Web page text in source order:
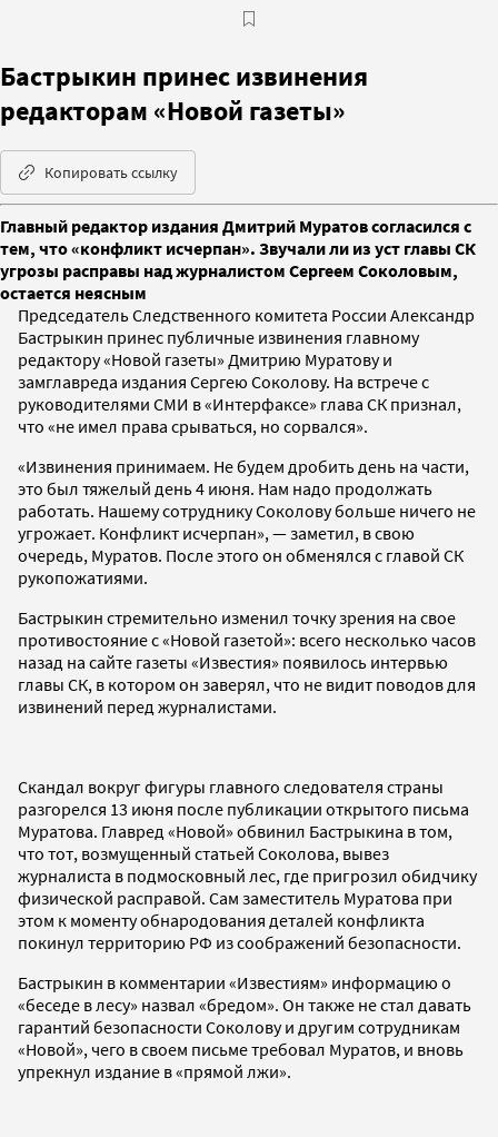
Бастрыкин принес извинения
редакторам «Новой газеты»
Копировать ссылку
Главный редактор издания Дмитрий Муратов согласился с
тем, что «конфликт исчерпан». Звучали ли из уст главы СК
угрозы расправы над журналистом Сергеем Соколовым,
остается неясным
Председатель Следственного комитета России Александр
Бастрыкин принес публичные извинения главному
редактору «Новой газеты» Дмитрию Муратову и
замглавреда издания Сергею Соколову. На встрече с
руководителями СМИ в «Интерфаксе» глава СК признал,
что «не имел права срываться, но сорвался».
«Извинения принимаем. Не будем дробить день на части,
это был тяжелый день 4 июня. Нам надо продолжать
работать. Нашему сотруднику Соколову больше ничего не
угрожает. Конфликт исчерпан», — заметил, в свою
очередь, Муратов. После этого он обменялся с главой СК
рукопожатиями.
Бастрыкин стремительно изменил точку зрения на свое
противостояние с «Новой газетой»: всего несколько часов
назад на сайте газеты «Известия» появилось интервью
главы СК, в котором он заверял, что не видит поводов для
извинений перед журналистами.
Скандал вокруг фигуры главного следователя страны
разгорелся 13 июня после публикации открытого письма
Муратова. Главред «Новой» обвинил Бастрыкина в том,
что тот, возмущенный статьей Соколова, вывез
журналиста в подмосковный лес, где пригрозил обидчику
физической расправой. Сам заместитель Муратова при
этом к моменту обнародования деталей конфликта
покинул территорию РФ из соображений безопасности.
Бастрыкин в комментарии «Известиям» информацию о
«беседе в лесу» назвал «бредом». Он также не стал давать
гарантий безопасности Соколову и другим сотрудникам
«Новой», чего в своем письме требовал Муратов, и вновь
упрекнул издание в «прямой лжи».